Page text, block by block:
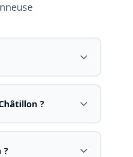
?
?